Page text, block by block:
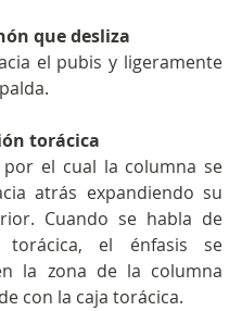
que desliza
el pubis y ligeramente
torácica
por el cual la columna se
atrás expandiendo su
Cuando se habla de
torácica, el énfasis se
la zona de la columna
con la caja torácica.